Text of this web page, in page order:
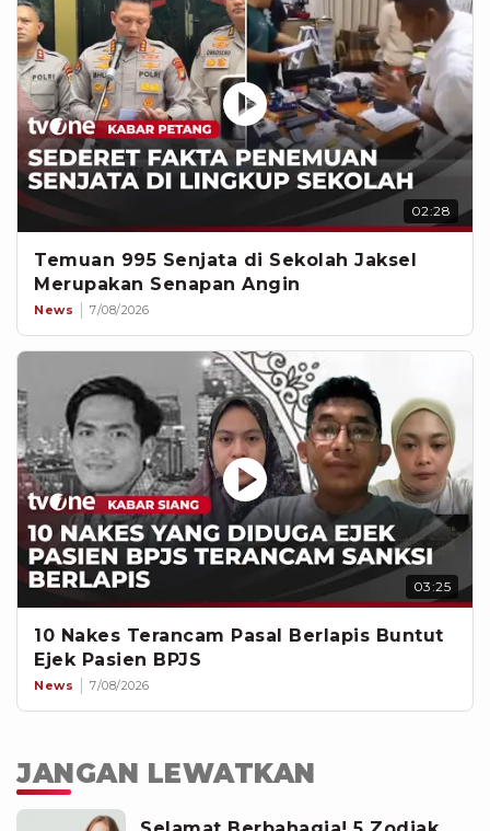
02:28
Temuan 995 Senjata di Sekolah Jaksel
Merupakan Senapan Angin
News 7/08/2026
03:25
10 Nakes Terancam Pasal Berlapis Buntut
Ejek Pasien BPJS
News 7/08/2026
JANGAN LEWATKAN